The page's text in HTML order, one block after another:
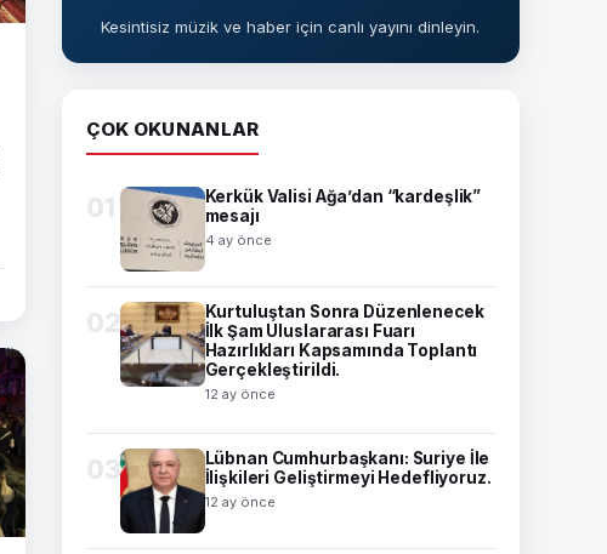
Kesintisiz müzik ve haber için canlı yayını dinleyin.
ÇOK OKUNANLAR
01
Kerkük Valisi Ağa’dan “kardeşlik”
mesajı
4 ay önce
02
Kurtuluştan Sonra Düzenlenecek
İlk Şam Uluslararası Fuarı
Hazırlıkları Kapsamında Toplantı
Gerçekleştirildi.
12 ay önce
03
Lübnan Cumhurbaşkanı: Suriye İle
İlişkileri Geliştirmeyi Hedefliyoruz.
12 ay önce